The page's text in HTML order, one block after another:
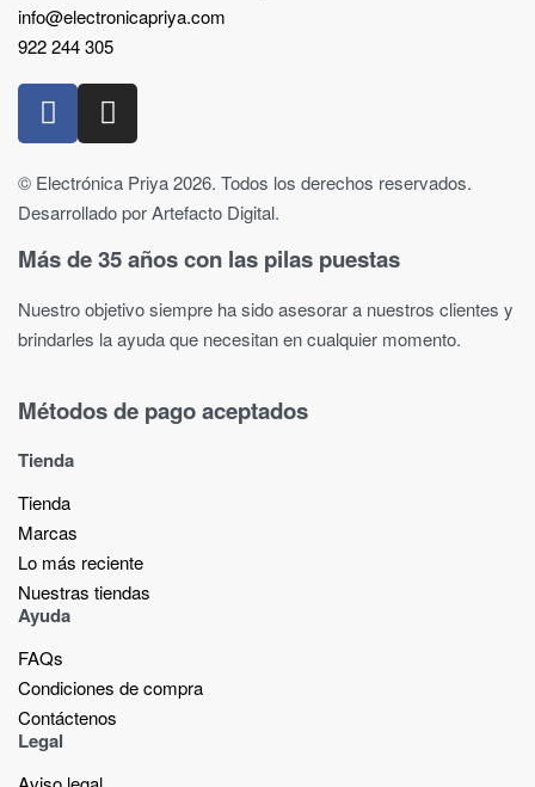
info@electronicapriya.com
922 244 305
© Electrónica Priya 2026. Todos los derechos reservados.
Desarrollado por Artefacto Digital.
Más de 35 años con las pilas puestas
Nuestro objetivo siempre ha sido asesorar a nuestros clientes y
brindarles la ayuda que necesitan en cualquier momento.
Métodos de pago aceptados
Tienda
Tienda
Marcas
Lo más reciente​
Nuestras tiendas​
Ayuda
FAQs
Condiciones de compra
Contáctenos
Legal